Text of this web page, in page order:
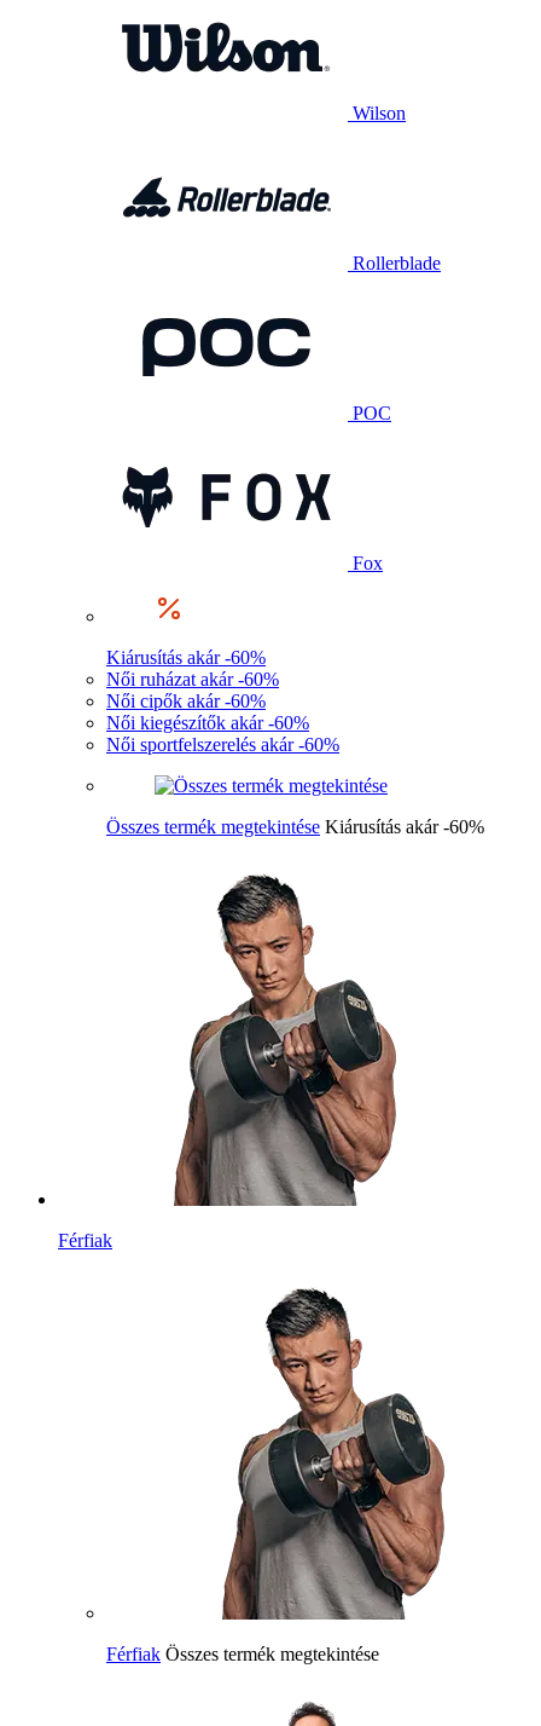
Wilson
Rollerblade
POC
Fox
Kiárusítás akár -60%
Női ruházat akár -60%
Női cipők akár -60%
Női kiegészítők akár -60%
Női sportfelszerelés akár -60%
Összes termék megtekintése Kiárusítás akár -60%
Férfiak
Férfiak Összes termék megtekintése